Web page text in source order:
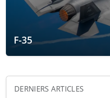
F-35
DERNIERS ARTICLES